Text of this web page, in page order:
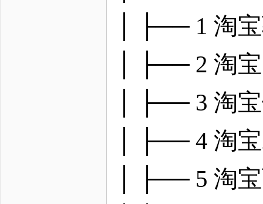
│ ├── 1 淘
│ ├── 2 淘
│ ├── 3 淘
│ ├── 4 淘
│ ├── 5 淘